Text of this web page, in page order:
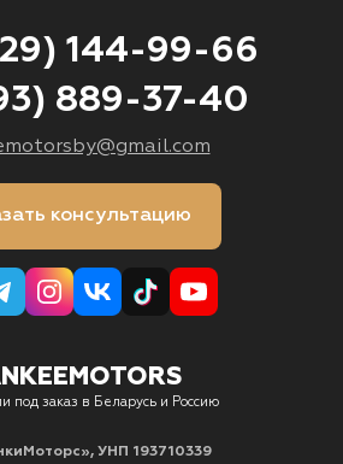
144-99-66
889-37-40
консультацию
под заказ в Беларусь и Россию
УНП 193710339